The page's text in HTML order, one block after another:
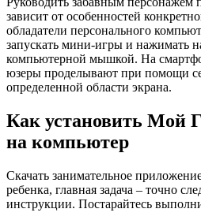
зависит от особенностей
обладатели персонального
запускать мини-игры и нажимать
компьютерной мышкой. На
юзеры проделывают при помощи
определенной области экрана.
Как установить Мой
на компьютер
Скачать занимательное
ребенка, главная задача – точно
инструкции. Постарайтесь